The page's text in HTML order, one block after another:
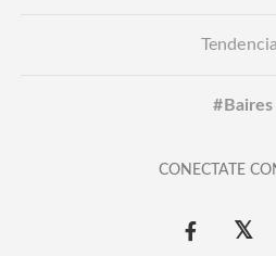
#Baires
CONECTATE